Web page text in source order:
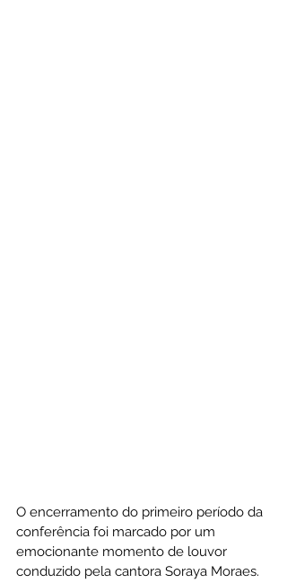
O encerramento do primeiro período da
conferência foi marcado por um
emocionante momento de louvor
conduzido pela cantora Soraya Moraes.